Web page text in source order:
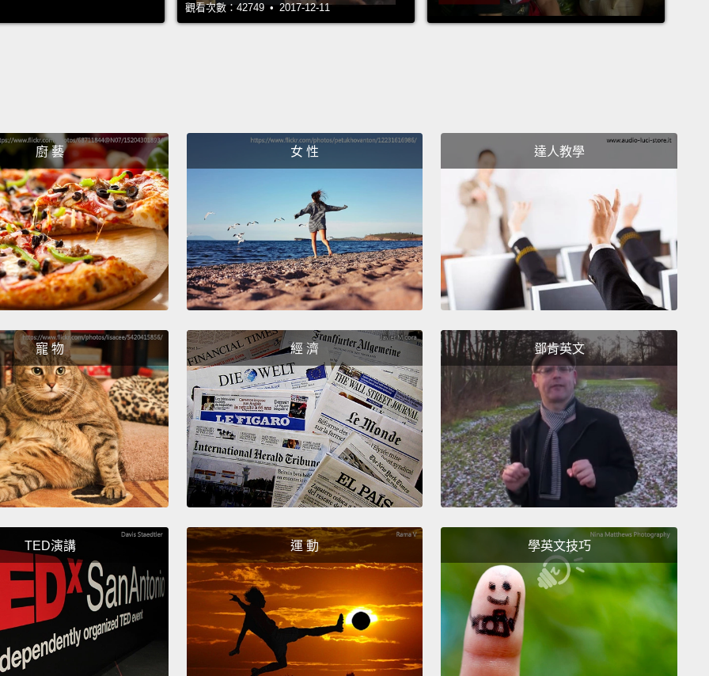
嗯，我們有些人看到你的時候可能會有點瘋狂。
他們不知道你要來，所以一定會很好玩。
Let's go—deliver some turkeys.
走吧－－送火雞囉。
Ms. Jane. How are you?
Jane 小姐。妳好嗎？
很高興認識你。
How are you doing? Matthew.
你們好嗎？我是 Matthew。
Matthew.
Matthew。
Matthew McConaughey.
Matthew McConaughey。
McConaughey。
McConaughey.
McConaughey。
觀看次數：42749 • 2017-12-11
廚 藝 女 性 達人教學
寵 物 經 濟 鄧肯英文
TED演講 運 動 學英文技巧